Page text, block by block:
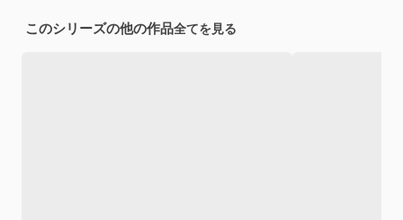
このシリーズの他の作品全てを見る